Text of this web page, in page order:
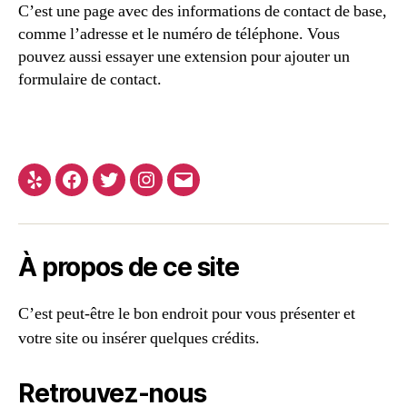
C’est une page avec des informations de contact de base,
comme l’adresse et le numéro de téléphone. Vous
pouvez aussi essayer une extension pour ajouter un
formulaire de contact.
À propos de ce site
C’est peut-être le bon endroit pour vous présenter et
votre site ou insérer quelques crédits.
Retrouvez-nous